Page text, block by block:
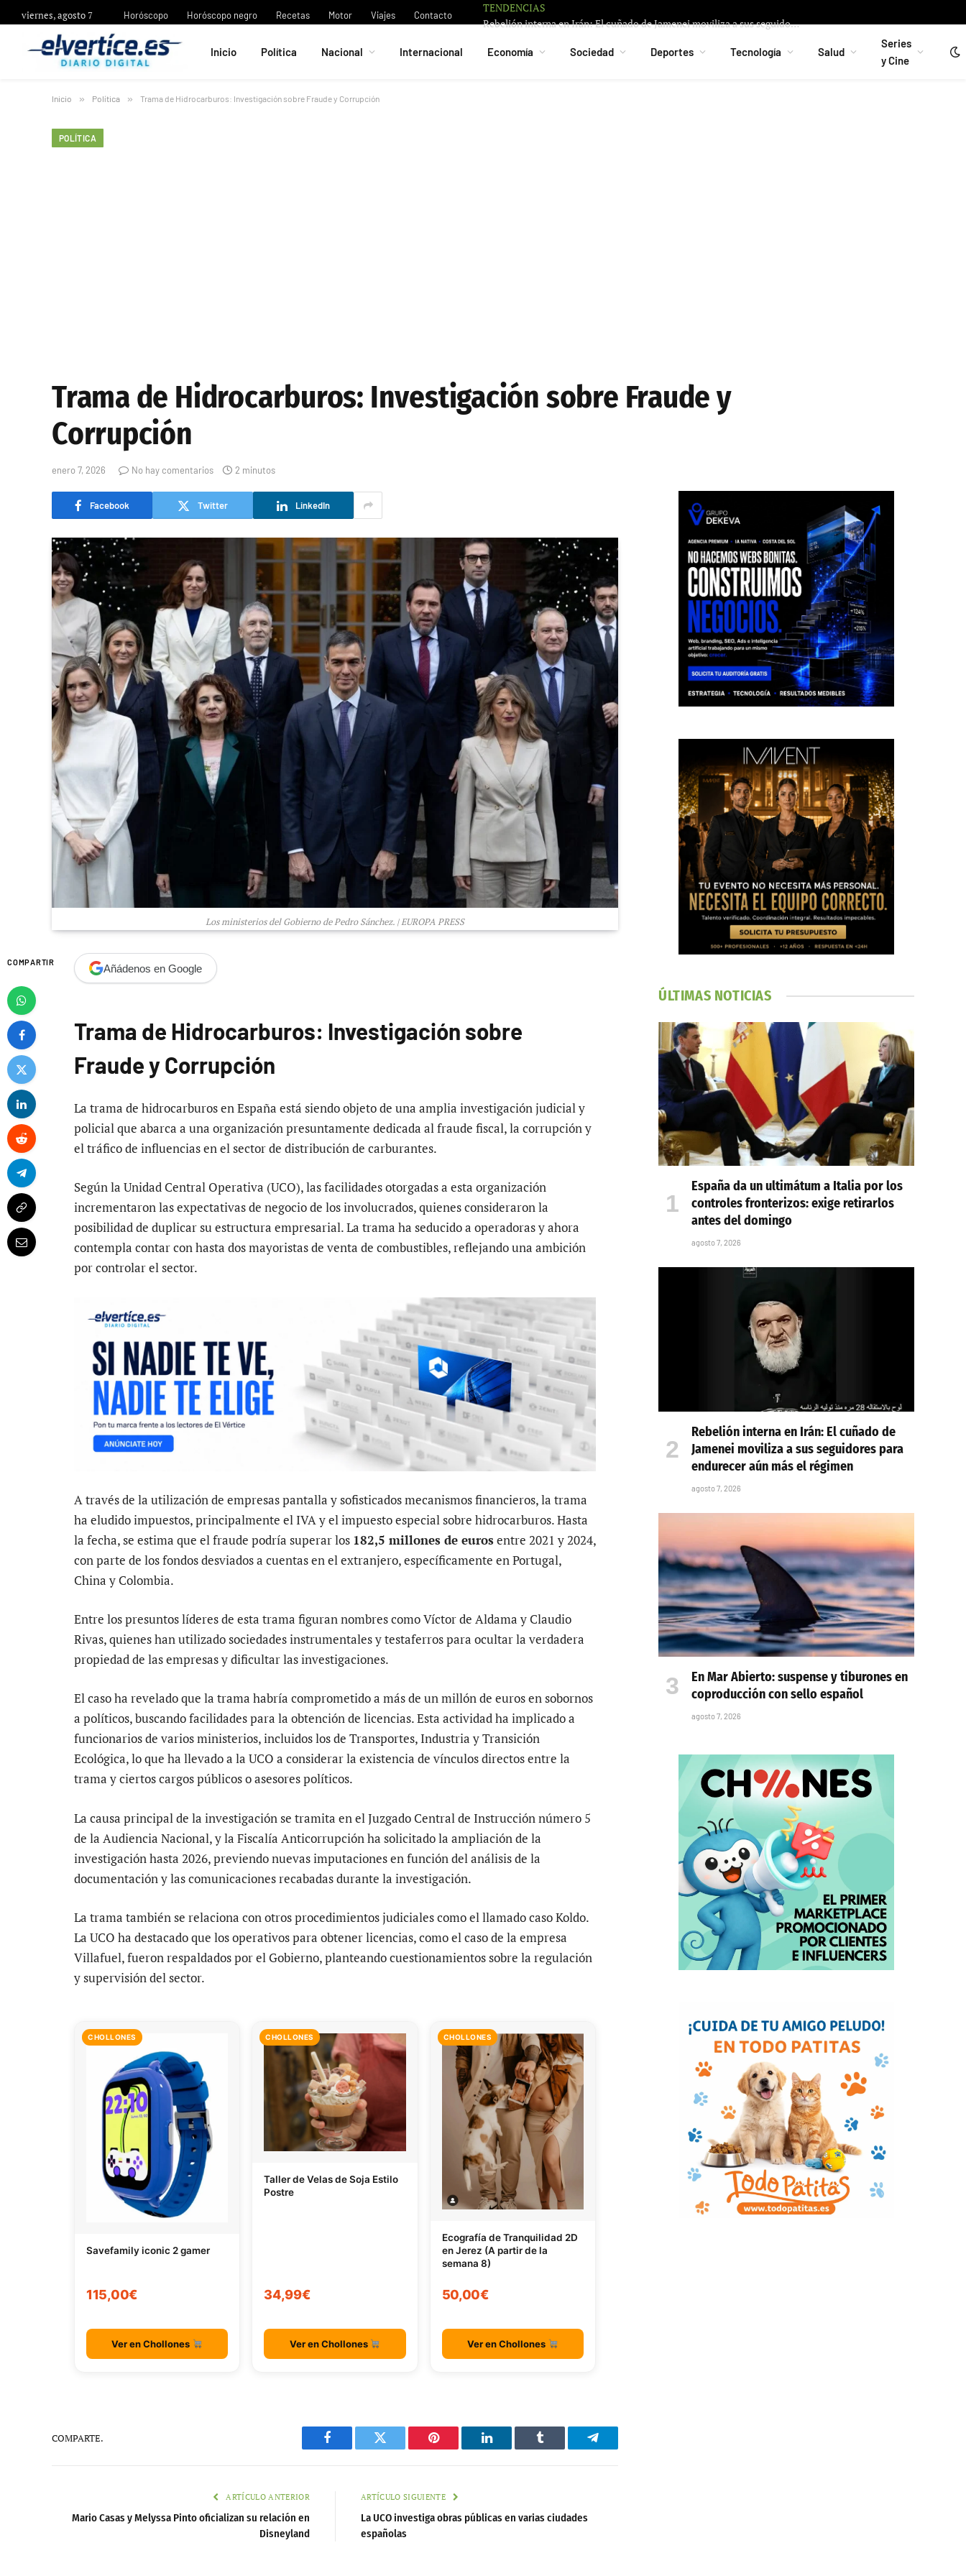
viernes, agosto 7 Horóscopo Horóscopo negro Recetas Motor Viajes Contacto
TENDENCIAS
Rebelión interna en Irán: El cuñado de Jamenei moviliza a sus seguidores para endurecer aún más el régimen
Inicio Política Nacional Internacional Economía Sociedad Deportes Tecnología Salud
Series
y Cine
Inicio » Política » Trama de Hidrocarburos: Investigación sobre Fraude y Corrupción
POLÍTICA
Trama de Hidrocarburos: Investigación sobre Fraude y
Corrupción
enero 7, 2026 No hay comentarios 2 minutos
Facebook Twitter LinkedIn
Los ministerios del Gobierno de Pedro Sánchez. | EUROPA PRESS
COMPARTIR Añádenos en Google
Trama de Hidrocarburos: Investigación sobre
Fraude y Corrupción
La trama de hidrocarburos en España está siendo objeto de una amplia investigación judicial y
policial que abarca a una organización presuntamente dedicada al fraude fiscal, la corrupción y
el tráfico de influencias en el sector de distribución de carburantes.
Según la Unidad Central Operativa (UCO), las facilidades otorgadas a esta organización
incrementaron las expectativas de negocio de los involucrados, quienes consideraron la
posibilidad de duplicar su estructura empresarial. La trama ha seducido a operadoras y ahora
contempla contar con hasta dos mayoristas de venta de combustibles, reflejando una ambición
por controlar el sector.
A través de la utilización de empresas pantalla y sofisticados mecanismos financieros, la trama
ha eludido impuestos, principalmente el IVA y el impuesto especial sobre hidrocarburos. Hasta
la fecha, se estima que el fraude podría superar los 182,5 millones de eurosentre 2021 y 2024,
con parte de los fondos desviados a cuentas en el extranjero, específicamente en Portugal,
China y Colombia.
Entre los presuntos líderes de esta trama figuran nombres como Víctor de Aldama y Claudio
Rivas, quienes han utilizado sociedades instrumentales y testaferros para ocultar la verdadera
propiedad de las empresas y dificultar las investigaciones.
El caso ha revelado que la trama habría comprometido a más de un millón de euros en sobornos
a políticos, buscando facilidades para la obtención de licencias. Esta actividad ha implicado a
funcionarios de varios ministerios, incluidos los de Transportes, Industria y Transición
Ecológica, lo que ha llevado a la UCO a considerar la existencia de vínculos directos entre la
trama y ciertos cargos públicos o asesores políticos.
La causa principal de la investigación se tramita en el Juzgado Central de Instrucción número 5
de la Audiencia Nacional, y la Fiscalía Anticorrupción ha solicitado la ampliación de la
investigación hasta 2026, previendo nuevas imputaciones en función del análisis de la
documentación y las comunicaciones recabadas durante la investigación.
La trama también se relaciona con otros procedimientos judiciales como el llamado caso Koldo.
La UCO ha destacado que los operativos para obtener licencias, como el caso de la empresa
Villafuel, fueron respaldados por el Gobierno, planteando cuestionamientos sobre la regulación
y supervisión del sector.
CHOLLONES
Savefamily iconic 2 gamer
115,00€
Ver en Chollones
CHOLLONES
Taller de Velas de Soja Estilo
Postre
34,99€
Ver en Chollones
CHOLLONES
Ecografía de Tranquilidad 2D
en Jerez (A partir de la
semana 8)
50,00€
Ver en Chollones
COMPARTE.
Facebook Twitter Pinterest LinkedIn Tumblr Telegram
ARTÍCULO ANTERIOR
Mario Casas y Melyssa Pinto oficializan su relación en
Disneyland
ARTÍCULO SIGUIENTE
La UCO investiga obras públicas en varias ciudades
españolas
ÚLTIMAS NOTICIAS
España da un ultimátum a Italia por los
controles fronterizos: exige retirarlos
antes del domingo
agosto 7, 2026
Rebelión interna en Irán: El cuñado de
Jamenei moviliza a sus seguidores para
endurecer aún más el régimen
agosto 7, 2026
En Mar Abierto: suspense y tiburones en
coproducción con sello español
agosto 7, 2026